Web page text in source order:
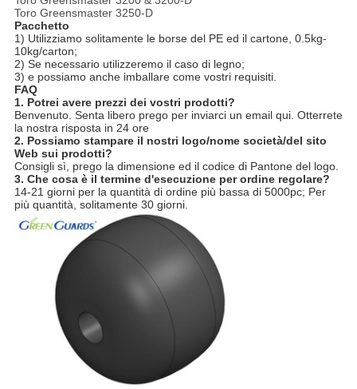
Toro Greensmaster 3250-D
Pacchetto
1) Utilizziamo solitamente le borse del PE ed il cartone, 0.5kg-
10kg/carton;
2) Se necessario utilizzeremo il caso di legno;
3) e possiamo anche imballare come vostri requisiti.
FAQ
1. Potrei avere prezzi dei vostri prodotti?
Benvenuto. Senta libero prego per inviarci un email qui. Otterrete
la nostra risposta in 24 ore
2. Possiamo stampare il nostri logo/nome società/del sito
Web sui prodotti?
Consigli sì, prego la dimensione ed il codice di Pantone del logo.
3. Che cosa è il termine d'esecuzione per ordine regolare?
14-21 giorni per la quantità di ordine più bassa di 5000pc; Per
più quantità, solitamente 30 giorni.